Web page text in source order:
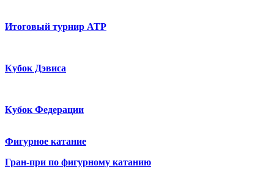
Итоговый турнир ATP
Кубок Дэвиса
Кубок Федерации
Фигурное катание
Гран-при по фигурному катанию